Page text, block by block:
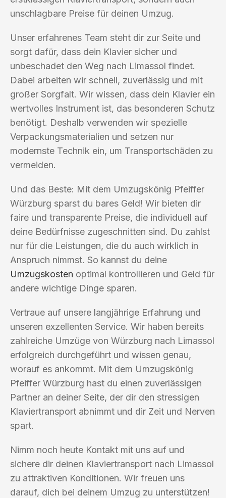
unschlagbare Preise für deinen Umzug.
Unser erfahrenes Team steht dir zur Seite und
sorgt dafür, dass dein Klavier sicher und
unbeschadet den Weg nach Limassol findet.
Dabei arbeiten wir schnell, zuverlässig und mit
großer Sorgfalt. Wir wissen, dass dein Klavier ein
wertvolles Instrument ist, das besonderen Schutz
benötigt. Deshalb verwenden wir spezielle
Verpackungsmaterialien und setzen nur
modernste Technik ein, um Transportschäden zu
vermeiden.
Und das Beste: Mit dem Umzugskönig Pfeiffer
Würzburg sparst du bares Geld! Wir bieten dir
faire und transparente Preise, die individuell auf
deine Bedürfnisse zugeschnitten sind. Du zahlst
nur für die Leistungen, die du auch wirklich in
Anspruch nimmst. So kannst du deine
Umzugskosten optimal kontrollieren und Geld für
andere wichtige Dinge sparen.
Vertraue auf unsere langjährige Erfahrung und
unseren exzellenten Service. Wir haben bereits
zahlreiche Umzüge von Würzburg nach Limassol
erfolgreich durchgeführt und wissen genau,
worauf es ankommt. Mit dem Umzugskönig
Pfeiffer Würzburg hast du einen zuverlässigen
Partner an deiner Seite, der dir den stressigen
Klaviertransport abnimmt und dir Zeit und Nerven
spart.
Nimm noch heute Kontakt mit uns auf und
sichere dir deinen Klaviertransport nach Limassol
zu attraktiven Konditionen. Wir freuen uns
darauf, dich bei deinem Umzug zu unterstützen!